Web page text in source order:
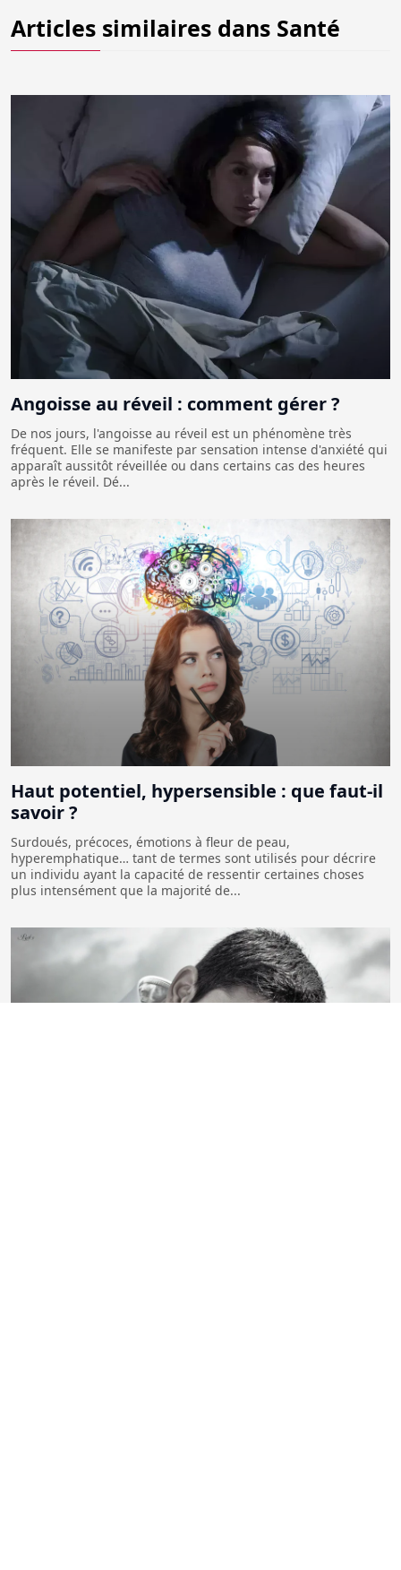
Articles similaires dans Santé
Angoisse au réveil : comment gérer ?
De nos jours, l'angoisse au réveil est un phénomène très
fréquent. Elle se manifeste par sensation intense d'anxiété qui
apparaît aussitôt réveillée ou dans certains cas des heures
après le réveil. Dé...
Haut potentiel, hypersensible : que faut-il
savoir ?
Surdoués, précoces, émotions à fleur de peau,
hyperemphatique… tant de termes sont utilisés pour décrire
un individu ayant la capacité de ressentir certaines choses
plus intensément que la majorité de...